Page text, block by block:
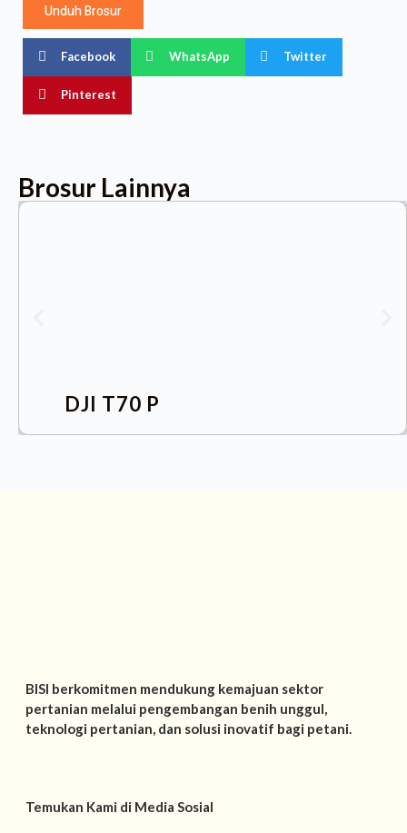
Unduh Brosur
Facebook WhatsApp Twitter
Pinterest
Brosur Lainnya
DJI T70 P
BISI berkomitmen mendukung kemajuan sektor
pertanian melalui pengembangan benih unggul,
teknologi pertanian, dan solusi inovatif bagi petani.
Temukan Kami di Media Sosial